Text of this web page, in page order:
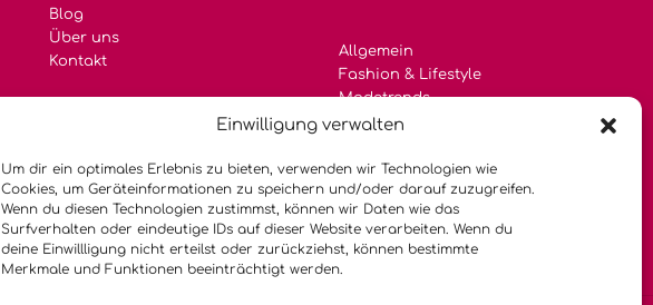
Einwilligung verwalten
Um dir ein optimales Erlebnis zu bieten, verwenden wir Technologien wie
Cookies, um Geräteinformationen zu speichern und/oder darauf zuzugreifen.
Wenn du diesen Technologien zustimmst, können wir Daten wie das
Surfverhalten oder eindeutige IDs auf dieser Website verarbeiten. Wenn du
deine Einwillligung nicht erteilst oder zurückziehst, können bestimmte
Merkmale und Funktionen beeinträchtigt werden.
Blog
Über uns
Kontakt
Allgemein
Fashion & Lifestyle
Modetrends
Sommertrends
Nachhaltige Kleidung